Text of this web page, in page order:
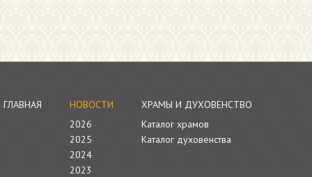
ГЛАВНАЯ
НОВОСТИ
2026
2025
2024
2023
ХРАМЫ И ДУХОВЕНСТВО
Каталог храмов
Каталог духовенства